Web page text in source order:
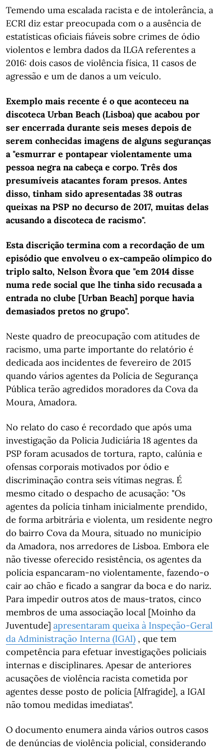
Temendo uma escalada racista e de intolerância, a
ECRI diz estar preocupada com o a ausência de
estatísticas oficiais fiáveis sobre crimes de ódio
violentos e lembra dados da ILGA referentes a
2016: dois casos de violência física, 11 casos de
agressão e um de danos a um veículo.
Exemplo mais recente é o que aconteceu na
discoteca Urban Beach (Lisboa) que acabou por
ser encerrada durante seis meses depois de
serem conhecidas imagens de alguns seguranças
a "esmurrar e pontapear violentamente uma
pessoa negra na cabeça e corpo. Três dos
presumíveis atacantes foram presos. Antes
disso, tinham sido apresentadas 38 outras
queixas na PSP no decurso de 2017, muitas delas
acusando a discoteca de racismo".
Esta discrição termina com a recordação de um
episódio que envolveu o ex-campeão olímpico do
triplo salto, Nelson Èvora que "em 2014 disse
numa rede social que lhe tinha sido recusada a
entrada no clube [Urban Beach] porque havia
demasiados pretos no grupo".
Neste quadro de preocupação com atitudes de
racismo, uma parte importante do relatório é
dedicada aos incidentes de fevereiro de 2015
quando vários agentes da Polícia de Segurança
Pública terão agredidos moradores da Cova da
Moura, Amadora.
No relato do caso é recordado que após uma
investigação da Policia Judiciária 18 agentes da
PSP foram acusados de tortura, rapto, calúnia e
ofensas corporais motivados por ódio e
discriminação contra seis vítimas negras. É
mesmo citado o despacho de acusação: "Os
agentes da polícia tinham inicialmente prendido,
de forma arbitrária e violenta, um residente negro
do bairro Cova da Moura, situado no município
da Amadora, nos arredores de Lisboa. Embora ele
não tivesse oferecido resistência, os agentes da
polícia espancaram-no violentamente, fazendo-o
cair ao chão e ficado a sangrar da boca e do nariz.
Para impedir outros atos de maus-tratos, cinco
membros de uma associação local [Moinho da
Juventude] apresentaram queixa à Inspeção-Geral
da Administração Interna (IGAI) , que tem
competência para efetuar investigações policiais
internas e disciplinares. Apesar de anteriores
acusações de violência racista cometida por
agentes desse posto de polícia [Alfragide], a IGAI
não tomou medidas imediatas".
O documento enumera ainda vários outros casos
de denúncias de violência policial, considerando